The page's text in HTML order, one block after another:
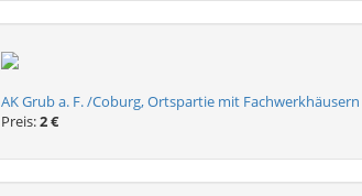
AK Grub a. F. /Coburg, Ortspartie mit Fachwerkhäusern
Preis:2 €